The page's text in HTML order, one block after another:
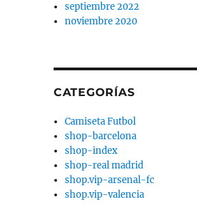
septiembre 2022
noviembre 2020
CATEGORÍAS
Camiseta Futbol
shop-barcelona
shop-index
shop-real madrid
shop.vip-arsenal-fc
shop.vip-valencia